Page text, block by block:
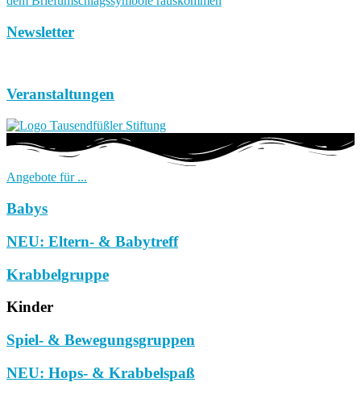
Newsletter
Veranstaltungen
Angebote für ...
Babys
NEU: Eltern- & Babytreff
Krabbelgruppe
Kinder
Spiel- & Bewegungsgruppen
NEU: Hops- & Krabbelspaß